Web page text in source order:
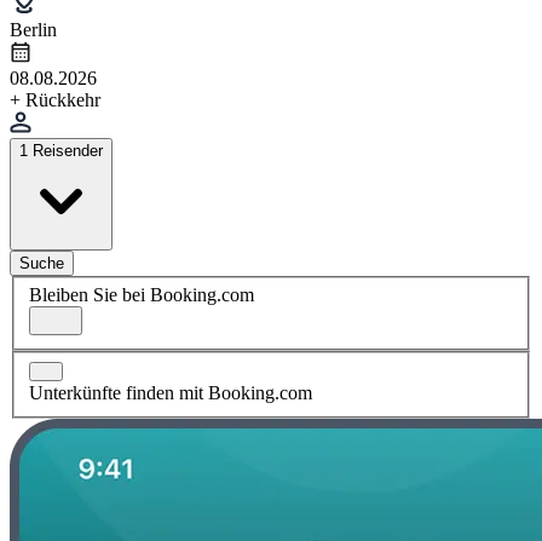
Berlin
08.08.2026
+ Rückkehr
1 Reisender
Suche
Bleiben Sie bei Booking.com
Unterkünfte finden mit Booking.com